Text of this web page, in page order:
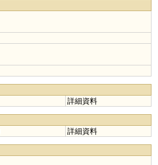
詳細資料
詳細資料